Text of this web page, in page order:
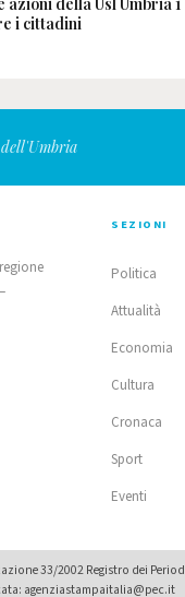
i cittadini
SEZIONI
Politica
Attualità
Economia
Cultura
Cronaca
Sport
Eventi
33/2002 Registro dei
agenziastampaitalia@pec.it